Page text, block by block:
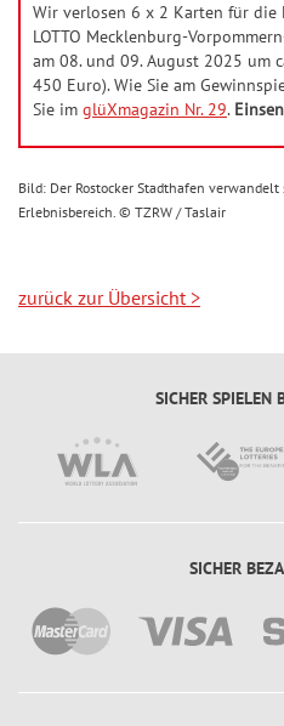
Wir verlosen 6 x 2 Karten für die
LOTTO Mecklenburg-
am 08. und 09. August 2025 um
450 Euro). Wie Sie am
Sie im glüXmagazin Nr. 29.
Bild: Der Rostocker Stadthafen
Erlebnisbereich. © TZRW / Taslair
zurück zur Übersicht >
SICHER SPIELEN
SICHER